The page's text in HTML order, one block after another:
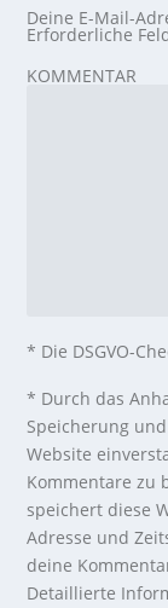
Deine E-Mail-
Erforderliche
KOMMENTAR
* Die DSGVO-
* Durch das
Speicherung
Website
Kommentare zu
speichert diese
Adresse und
deine
Detaillierte